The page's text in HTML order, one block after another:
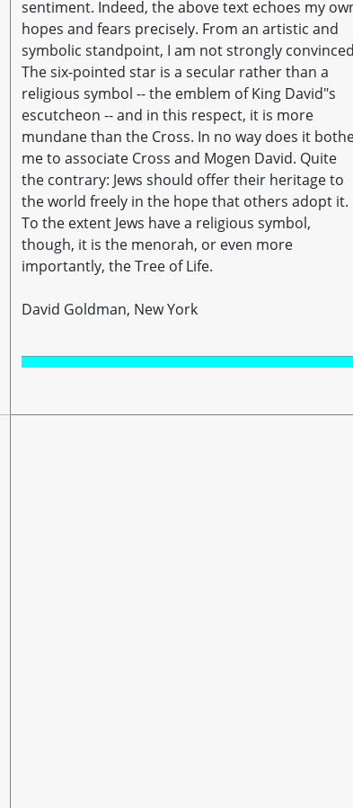
sentiment. Indeed, the above text echoes my
hopes and fears precisely. From an artistic and
symbolic standpoint, I am not strongly
The six-pointed star is a secular rather than a
religious symbol -- the emblem of King David"s
escutcheon -- and in this respect, it is more
mundane than the Cross. In no way does it
me to associate Cross and Mogen David. Quite
the contrary: Jews should offer their heritage to
the world freely in the hope that others adopt it.
To the extent Jews have a religious symbol,
though, it is the menorah, or even more
importantly, the Tree of Life.
David Goldman, New York